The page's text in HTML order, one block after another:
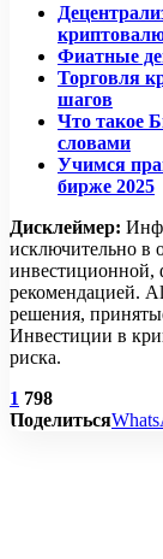
Фиатные
Торговля
шагов
Что такое
словами
Учимся
бирже 2025
Дисклеймер:
исключительно в
инвестиционной,
рекомендацией.
решения,
Инвестиции в
риска.
1 798
Поделиться